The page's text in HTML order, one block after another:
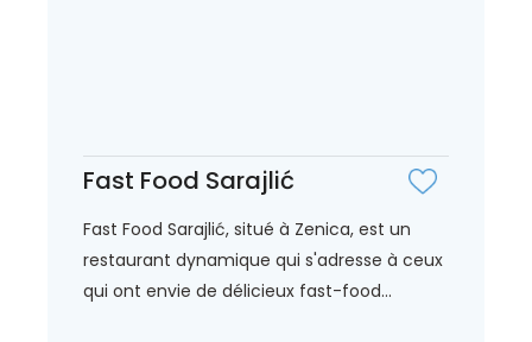
Fast Food Sarajlić
Fast Food Sarajlić, situé à Zenica, est un
restaurant dynamique qui s'adresse à ceux
qui ont envie de délicieux fast-food...